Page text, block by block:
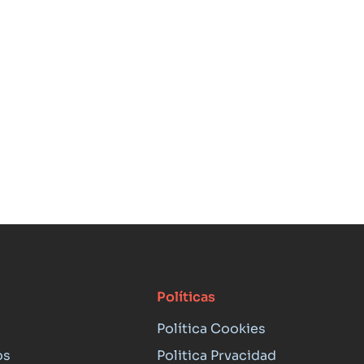
Políticas
Política Cookies
Politica Prvacidad